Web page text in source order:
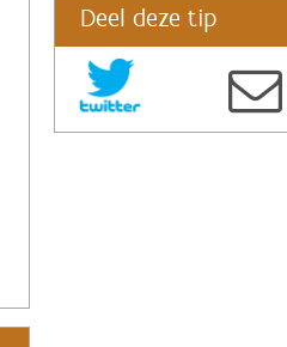
Deel deze tip